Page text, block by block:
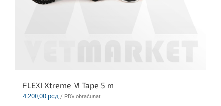
FLEXI Xtreme M Tape 5 m
4.200,00 рсд / PDV obračunat